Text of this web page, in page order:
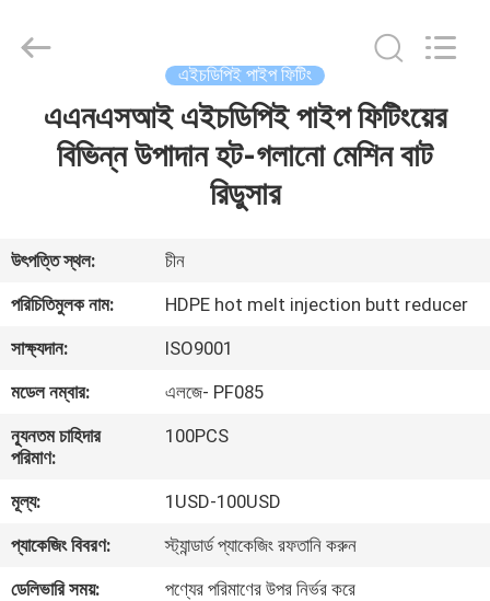
আমাদের
সম্পর্কে
কারখানা
ভ্রমণ
নিয়ন্ত্রণ
যোগাযোগ
সরবরাহকারী.
Copyright
industrialsteelpipefittings.com.
এইচডিপিই পাইপ ফিটিং
এএনএসআই এইচডিপিই পাইপ ফিটিংয়ের
বিভিন্ন উপাদান হট-গলানো মেশিন বাট
রিডুসার
উৎপত্তি স্থল:
চীন
পরিচিতিমুলক নাম:
HDPE hot melt injection butt reducer
সাক্ষ্যদান:
ISO9001
মডেল নম্বার:
এলজে- PF085
ন্যূনতম চাহিদার
পরিমাণ:
100PCS
মূল্য:
1USD-100USD
প্যাকেজিং বিবরণ:
স্ট্যান্ডার্ড প্যাকেজিং রফতানি করুন
ডেলিভারি সময়:
পণ্যের পরিমাণের উপর নির্ভর করে